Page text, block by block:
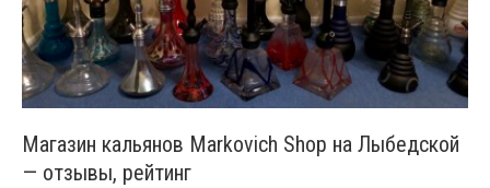
Магазин кальянов Markovich Shop на Лыбедской
— отзывы, рейтинг